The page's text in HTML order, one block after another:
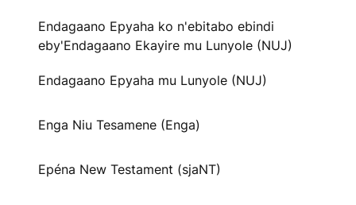
Endagaano Epyaha ko n'ebitabo ebindi
eby'Endagaano Ekayire mu Lunyole (NUJ)
Endagaano Epyaha mu Lunyole (NUJ)
Enga Niu Tesamene (Enga)
Epéna New Testament (sjaNT)